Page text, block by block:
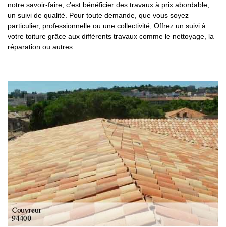
notre savoir-faire, c’est bénéficier des travaux à prix abordable,
un suivi de qualité. Pour toute demande, que vous soyez
particulier, professionnelle ou une collectivité, Offrez un suivi à
votre toiture grâce aux différents travaux comme le nettoyage, la
réparation ou autres.